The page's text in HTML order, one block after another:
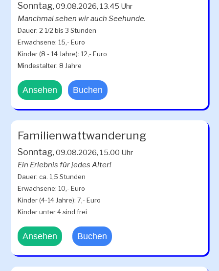
Sonntag, 09.08.2026, 13.45 Uhr
Manchmal sehen wir auch Seehunde.
Dauer: 2 1/2 bis 3 Stunden
Erwachsene: 15,- Euro
Kinder (8 - 14 Jahre): 12,- Euro
Mindestalter: 8 Jahre
Ansehen Buchen
Familienwattwanderung
Sonntag, 09.08.2026, 15.00 Uhr
Ein Erlebnis für jedes Alter!
Dauer: ca. 1,5 Stunden
Erwachsene: 10,- Euro
Kinder (4-14 Jahre): 7,- Euro
Kinder unter 4 sind frei
Ansehen Buchen